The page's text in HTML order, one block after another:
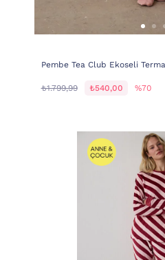
Pembe
₺1.799,99 ₺540,00 %70